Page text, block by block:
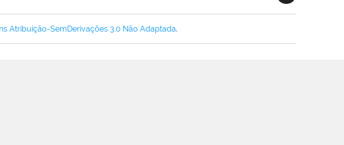
Atribuição-SemDerivações 3.0 Não Adaptada.